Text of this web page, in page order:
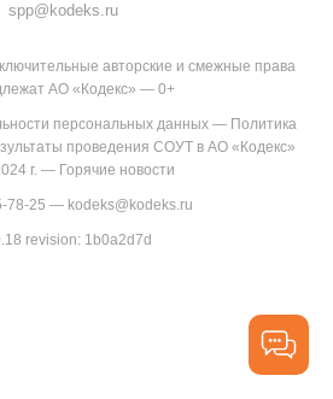
spp@kodeks.ru
авторские и смежные права
АО «Кодекс» — 0+
персональных данных— Политика
проведения СОУТ в АО «Кодекс»
г.— Горячие новости
78-25 — kodeks@kodeks.ru
revision: 1b0a2d7d